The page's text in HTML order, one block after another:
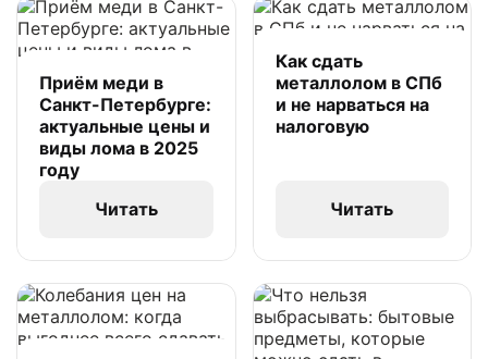
Приём меди в
Санкт-Петербурге:
актуальные цены и
виды лома в 2025
году
Читать
Как сдать
металлолом в СПб
и не нарваться на
налоговую
Читать